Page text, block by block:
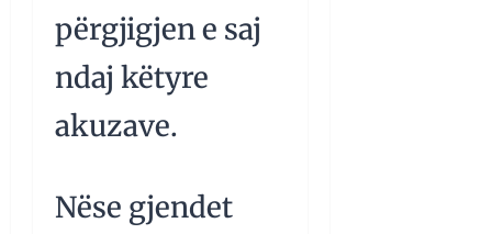
përgjigjen e saj
ndaj këtyre
akuzave.
Nëse gjendet